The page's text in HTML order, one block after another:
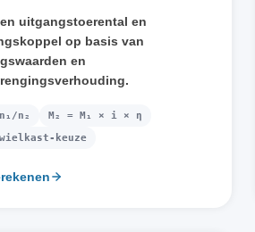
uitgangstoerental en
op basis van
en
n₂
M₂ = M₁ × i × η
keuze